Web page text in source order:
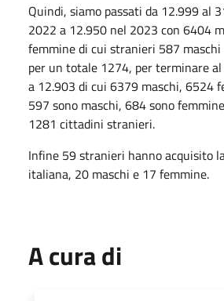
Quindi, siamo passati da 12.999 al
2022 a 12.950 nel 2023 con 6404
femmine di cui stranieri 587
per un totale 1274, per terminare
a 12.903 di cui 6379 maschi, 6524
597 sono maschi, 684 sono
1281 cittadini stranieri.
Infine 59 stranieri hanno acquisito
italiana, 20 maschi e 17 femmine.
A cura di